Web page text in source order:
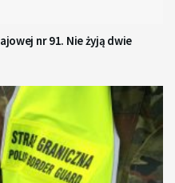
nr 91. Nie żyją dwie